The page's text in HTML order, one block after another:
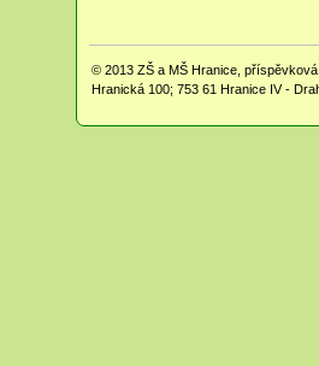
© 2013 ZŠ a MŠ Hranice,
Hranická 100; 753 61 Hranice IV -